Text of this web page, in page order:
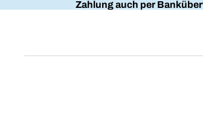
Zahlung auch per